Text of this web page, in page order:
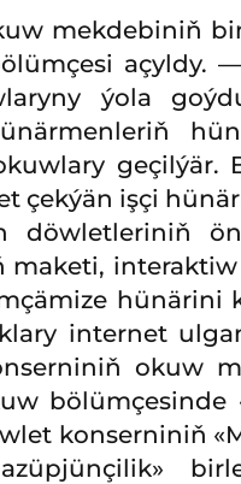
mekdebiniň
açyldy.
ýola
geçilýär.
işçi
döwletleriniň
maketi,
internet
okuw
bölümçesinde
konserniniň